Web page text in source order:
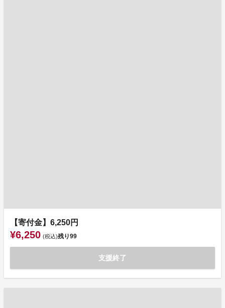
【寄付金】6,250円
¥6,250 (税込)残り99
支援終了